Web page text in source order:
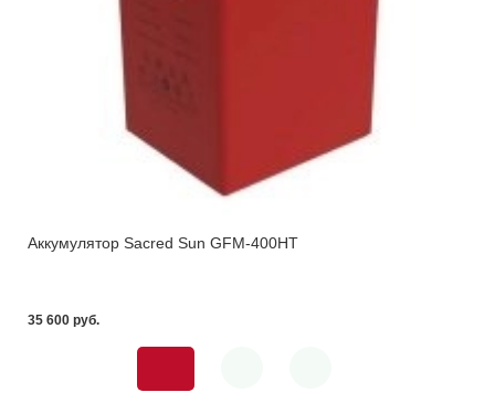
Аккумулятор Sacred Sun GFM-400HT
35 600 pуб.